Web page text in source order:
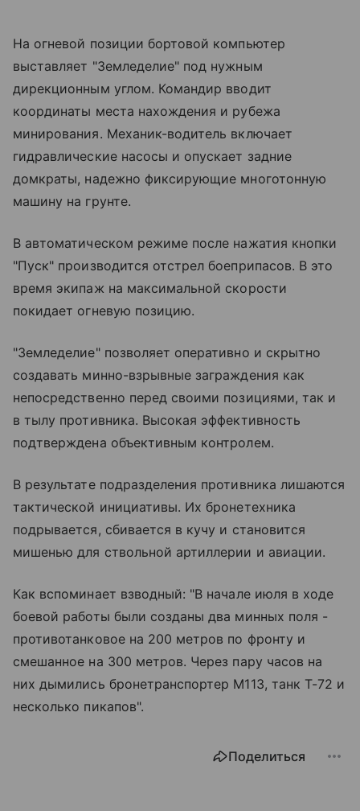
На огневой позиции бортовой компьютер
выставляет "Земледелие" под нужным
дирекционным углом. Командир вводит
координаты места нахождения и рубежа
минирования. Механик-водитель включает
гидравлические насосы и опускает задние
домкраты, надежно фиксирующие многотонную
машину на грунте.
В автоматическом режиме после нажатия кнопки
"Пуск" производится отстрел боеприпасов. В это
время экипаж на максимальной скорости
покидает огневую позицию.
"Земледелие" позволяет оперативно и скрытно
создавать минно-взрывные заграждения как
непосредственно перед своими позициями, так и
в тылу противника. Высокая эффективность
подтверждена объективным контролем.
В результате подразделения противника лишаются
тактической инициативы. Их бронетехника
подрывается, сбивается в кучу и становится
мишенью для ствольной артиллерии и авиации.
Как вспоминает взводный: "В начале июля в ходе
боевой работы были созданы два минных поля -
противотанковое на 200 метров по фронту и
смешанное на 300 метров. Через пару часов на
них дымились бронетранспортер М113, танк Т-72 и
несколько пикапов".
Поделиться